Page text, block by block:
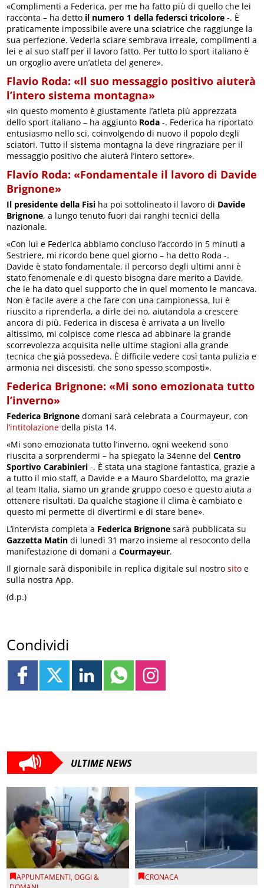
«Complimenti a Federica, per me ha fatto più di quello che lei
racconta – ha detto il numero 1 della federsci tricolore -. È
praticamente impossibile avere una sciatrice che raggiunge la
sua perfezione. Vederla sciare sembrava irreale, complimenti a
lei e al suo staff per il lavoro fatto. Per tutto lo sport italiano è
un orgoglio avere un’atleta del genere».
Flavio Roda: «Il suo messaggio positivo aiuterà
l’intero sistema montagna»
«In questo momento è giustamente l’atleta più apprezzata
dello sport italiano – ha aggiunto Roda -. Federica ha riportato
entusiasmo nello sci, coinvolgendo di nuovo il popolo degli
sciatori. Tutto il sistema montagna la deve ringraziare per il
messaggio positivo che aiuterà l’intero settore».
Flavio Roda: «Fondamentale il lavoro di Davide
Brignone»
Il presidente della Fisi ha poi sottolineato il lavoro di Davide
Brignone, a lungo tenuto fuori dai ranghi tecnici della
nazionale.
«Con lui e Federica abbiamo concluso l’accordo in 5 minuti a
Sestriere, mi ricordo bene quel giorno – ha detto Roda -.
Davide è stato fondamentale, il percorso degli ultimi anni è
stato fenomenale e di questo bisogna dare merito a Davide,
che le ha dato quel supporto che in quel momento le mancava.
Non è facile avere a che fare con una campionessa, lui è
riuscito a riprenderla, a dirle dei no, aiutandola a crescere
ancora di più. Federica in discesa è arrivata a un livello
altissimo, mi colpisce come riesca ad abbinare la grande
scorrevolezza acquisita nelle ultime stagioni alla grande
tecnica che già possedeva. È difficile vedere così tanta pulizia e
armonia nei discesisti, che sono spesso scomposti».
Federica Brignone: «Mi sono emozionata tutto
l’inverno»
Federica Brignone domani sarà celebrata a Courmayeur, con
l’intitolazione della pista 14.
«Mi sono emozionata tutto l’inverno, ogni weekend sono
riuscita a sorprendermi – ha spiegato la 34enne delCentro
Sportivo Carabinieri -. È stata una stagione fantastica, grazie a
a tutto il mio staff, a Davide e a Mauro Sbardelotto, ma grazie
al team Italia, siamo un grande gruppo coeso e questo aiuta a
ottenere risultati. Da qualche stagione il clima è cambiato e
questo mi permette di divertirmi e di stare bene».
L’intervista completa a Federica Brignone sarà pubblicata su
Gazzetta Matin di lunedì 31 marzo insieme al resoconto della
manifestazione di domani aCourmayeur.
Il giornale sarà disponibile in replica digitale sul nostrosito e
sulla nostra App.
(d.p.)
Condividi
ULTIME NEWS
APPUNTAMENTI,OGGI &
CRONACA